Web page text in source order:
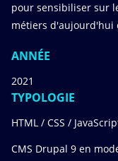
pour sensibiliser sur
métiers d'aujourd'hui
ANNÉE
2021
TYPOLOGIE
HTML / CSS /
CMS Drupal 9 en